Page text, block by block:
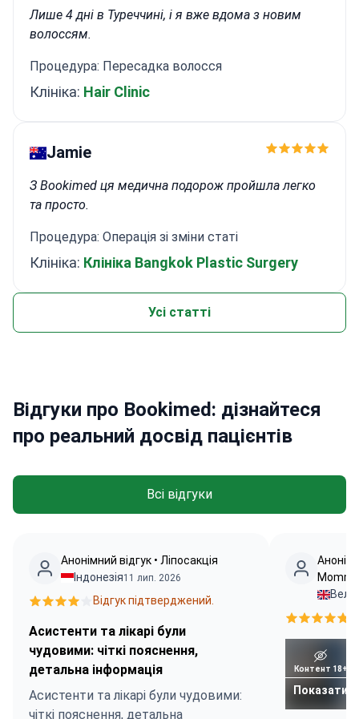
Лише 4 дні в Туреччині, і я вже вдома з новим
волоссям.
Процедура: Пересадка волосся
Клініка: Hair Clinic
Jamie
З Bookimed ця медична подорож пройшла легко
та просто.
Процедура: Операція зі зміни статі
Клініка: Клініка Bangkok Plastic Surgery
Усі статті
Відгуки про Bookimed: дізнайтеся
про реальний досвід пацієнтів
Всі відгуки
Анонімний відгук • Ліпосакція
Індонезія11 лип. 2026
Відгук підтверджений.
Асистенти та лікарі були
чудовими: чіткі пояснення,
детальна інформація
Асистенти та лікарі були чудовими:
чіткі пояснення, детальна
Контент 18+
Показати